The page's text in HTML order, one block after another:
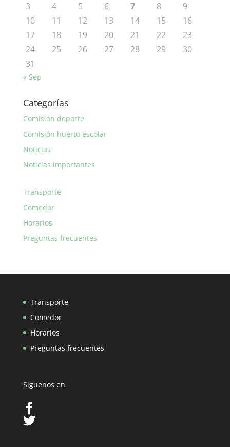
3
4 5 6 7 8
9
10
11 12 13 14 15
16
17
18 19 20 21 22
23
24
25 26 27 28 29
30
31
« Sep
Categorías
Comisión deporte
Comisión huerto escolar
Noticias
Noticias importantes
Transporte
Comedor
Horarios
Preguntas frecuentes
Transporte
Comedor
Horarios
Preguntas frecuentes
Siguenos en